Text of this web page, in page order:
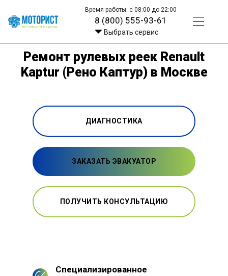
Время работы: с 08:00 до 22:00
8 (800) 555-93-61
Выбрать сервис
Ремонт рулевых реек Renault
Kaptur (Рено Каптур) в Москве
ДИАГНОСТИКА
ЗАКАЗАТЬ ЭВАКУАТОР
ПОЛУЧИТЬ КОНСУЛЬТАЦИЮ
Специализированное